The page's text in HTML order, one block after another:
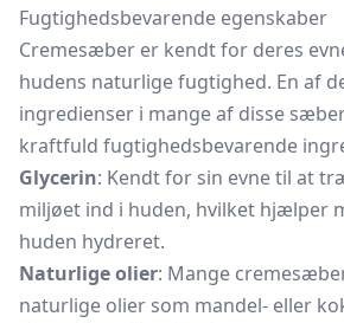
Fugtighedsbevarende egenskaber
Cremesæber er kendt for deres
hudens naturlige fugtighed. En af
ingredienser i mange af disse
kraftfuld fugtighedsbevarende
Glycerin: Kendt for sin evne til at
miljøet ind i huden, hvilket hjælper
huden hydreret.
Naturlige olier: Mange
naturlige olier som mandel- eller